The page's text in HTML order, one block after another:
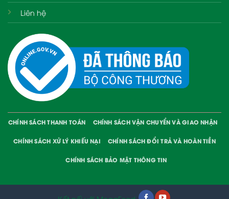
Liên hệ
CHÍNH SÁCH THANH TOÁN CHÍNH SÁCH VẬN CHUYỂN VÀ GIAO NHẬN
CHÍNH SÁCH XỬ LÝ KHIẾU NẠI CHÍNH SÁCH ĐỔI TRẢ VÀ HOÀN TIỀN
CHÍNH SÁCH BẢO MẬT THÔNG TIN